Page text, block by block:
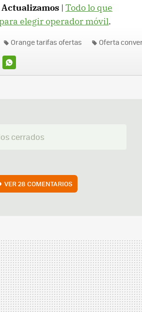
Actualizamos | Todo lo que
elegir operador móvil.
WHATSAPP
Orange tarifas ofertas Oferta
cerrados
VER28 COMENTARIOS